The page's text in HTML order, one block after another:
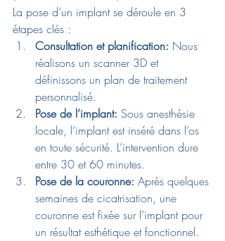
La pose d’un implant se déroule en 3
étapes clés :
Consultation et planification: Nous
réalisons un scanner 3D et
définissons un plan de traitement
personnalisé.
Pose de l’implant: Sous anesthésie
locale, l’implant est inséré dans l’os
en toute sécurité. L’intervention dure
entre 30 et 60 minutes.
Pose de la couronne: Après quelques
semaines de cicatrisation, une
couronne est fixée sur l’implant pour
un résultat esthétique et fonctionnel.